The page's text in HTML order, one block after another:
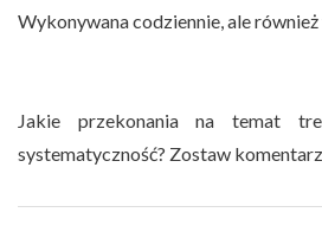
Wykonywana codziennie, ale
Jakie przekonania na temat
systematyczność? Zostaw